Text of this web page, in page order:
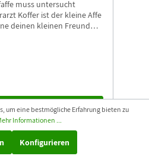
muss untersucht
Koffer ist der kleine Affe
deinen kleinen Freund
Warenkorb
um eine bestmögliche Erfahrung bieten zu
Informationen ...
Konfigurieren